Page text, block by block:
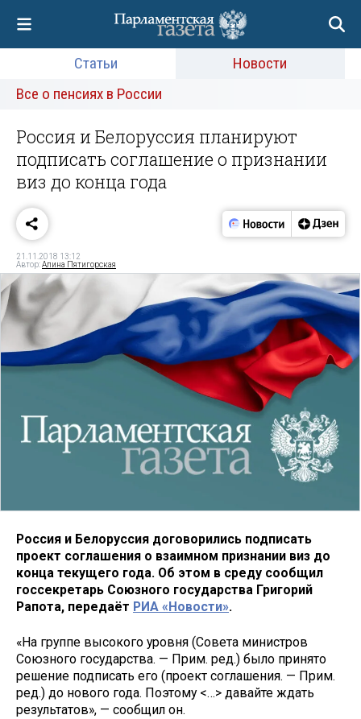
Статьи
Новости
Все о пенсиях в России
Россия и Белоруссия планируют
подписать соглашение о признании
виз до конца года
21.11.2018 13:12
Автор:Алина Пятигорская
Россия и Белоруссия договорились подписать
проект соглашения о взаимном признании виз до
конца текущего года. Об этом в среду сообщил
госсекретарь Союзного государства Григорий
Рапота, передаёт РИА «Новости».
«На группе высокого уровня (Совета министров
Союзного государства. — Прим. ред.) было принято
решение подписать его (проект соглашения. — Прим.
ред.) до нового года. Поэтому <…> давайте ждать
результатов», — сообщил он.